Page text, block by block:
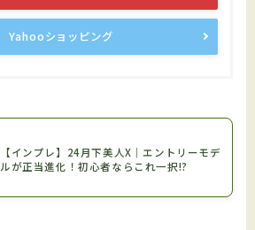
Yahooショッピング
【インプレ】24月下美人X｜エントリーモデ
ルが正当進化！初心者ならこれ一択!?